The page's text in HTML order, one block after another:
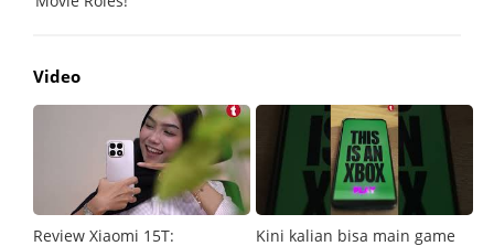
Video
Review Xiaomi 15T: Kini kalian bisa main game